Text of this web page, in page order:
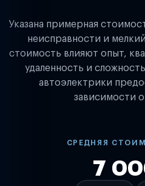
Указана примерная
неисправности и
стоимость влияют опыт,
удаленность и
автоэлектрики
зависимости
СРЕДНЯЯ
7